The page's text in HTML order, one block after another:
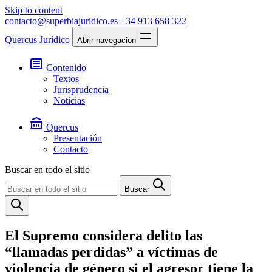
Skip to content
contacto@superbiajuridico.es +34 913 658 322
Quercus Jurídico
Abrir navegacion
Contenido
Textos
Jurisprudencia
Noticias
Quercus
Presentación
Contacto
Buscar en todo el sitio
Buscar
El Supremo considera delito las
“llamadas perdidas” a víctimas de
violencia de género si el agresor tiene la